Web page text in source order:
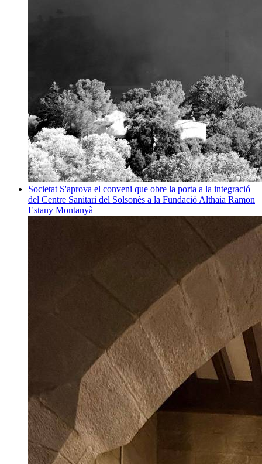
Societat S'aprova el conveni que obre la porta a la integració
del Centre Sanitari del Solsonès a la Fundació Althaia Ramon
Estany Montanyà